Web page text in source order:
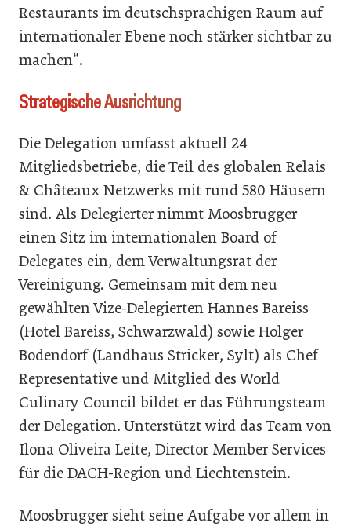
Restaurants im deutschsprachigen Raum auf
internationaler Ebene noch stärker sichtbar zu
machen“.
Strategische Ausrichtung
Die Delegation umfasst aktuell 24
Mitgliedsbetriebe, die Teil des globalen Relais
& Châteaux Netzwerks mit rund 580 Häusern
sind. Als Delegierter nimmt Moosbrugger
einen Sitz im internationalen Board of
Delegates ein, dem Verwaltungsrat der
Vereinigung. Gemeinsam mit dem neu
gewählten Vize-Delegierten Hannes Bareiss
(Hotel Bareiss, Schwarzwald) sowie Holger
Bodendorf (Landhaus Stricker, Sylt) als Chef
Representative und Mitglied des World
Culinary Council bildet er das Führungsteam
der Delegation. Unterstützt wird das Team von
Ilona Oliveira Leite, Director Member Services
für die DACH-Region und Liechtenstein.
Moosbrugger sieht seine Aufgabe vor allem in